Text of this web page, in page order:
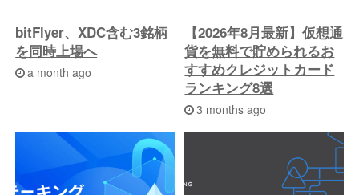
へ
bitFlyer、XDC含む3銘柄
を同時上場へ
a month ago
【2026年8月最新】仮想通
貨を無料で貯められるお
すすめクレジットカード
ランキング8選
3 months ago